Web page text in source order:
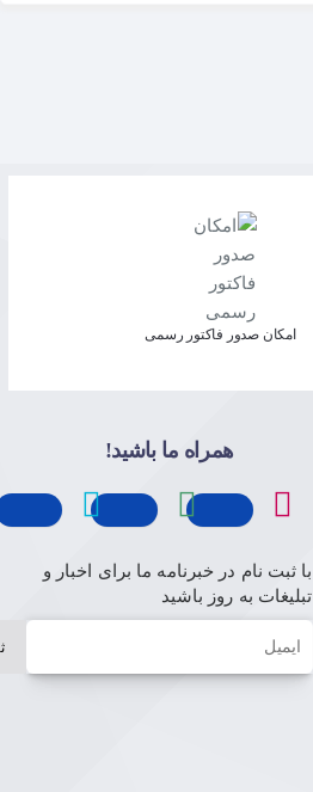
امکان صدور فاکتور رسمی
همراه ما باشید!
با ثبت نام در خبرنامه ما برای اخبار و
تبلیغات به روز باشید
ایمیل